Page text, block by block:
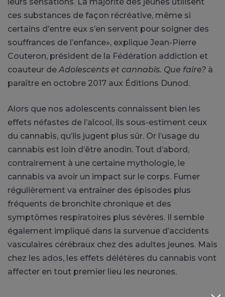
ces substances de façon récréative, même si
certains d’entre eux s’en servent pour soigner des
souffrances de l’enfance», explique Jean-Pierre
Couteron, président de la Fédération addiction et
coauteur de Adolescents et cannabis. Que faire? à
paraître en octobre 2017 aux Éditions Dunod.
Alors que nos adolescents connaissent bien les
effets néfastes de l’alcool, ils sous-estiment ceux
du cannabis, qu’ils jugent plus sûr. Or l’usage du
cannabis est loin d’être anodin. Tout d’abord,
contrairement à une certaine mythologie, le
cannabis va avoir un impact sur le corps. Fumer
régulièrement va entraîner des épisodes plus
fréquents de bronchite chronique et des
symptômes respiratoires plus sévères. Il semble
également impliqué dans la survenue d’accidents
vasculaires cérébraux chez des adultes jeunes. Mais
chez les ados, les effets délétères du cannabis vont
affecter en tout premier lieu les neurones.